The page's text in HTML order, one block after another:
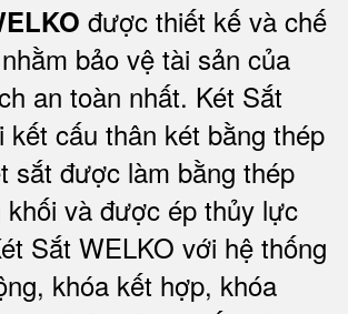
được thiết kế và chế
bảo vệ tài sản của
an toàn nhất. Két Sắt
kết cấu thân két bằng thép
sắt được làm bằng thép
khối và được ép thủy lực
Sắt WELKO với hệ thống
khóa kết hợp, khóa